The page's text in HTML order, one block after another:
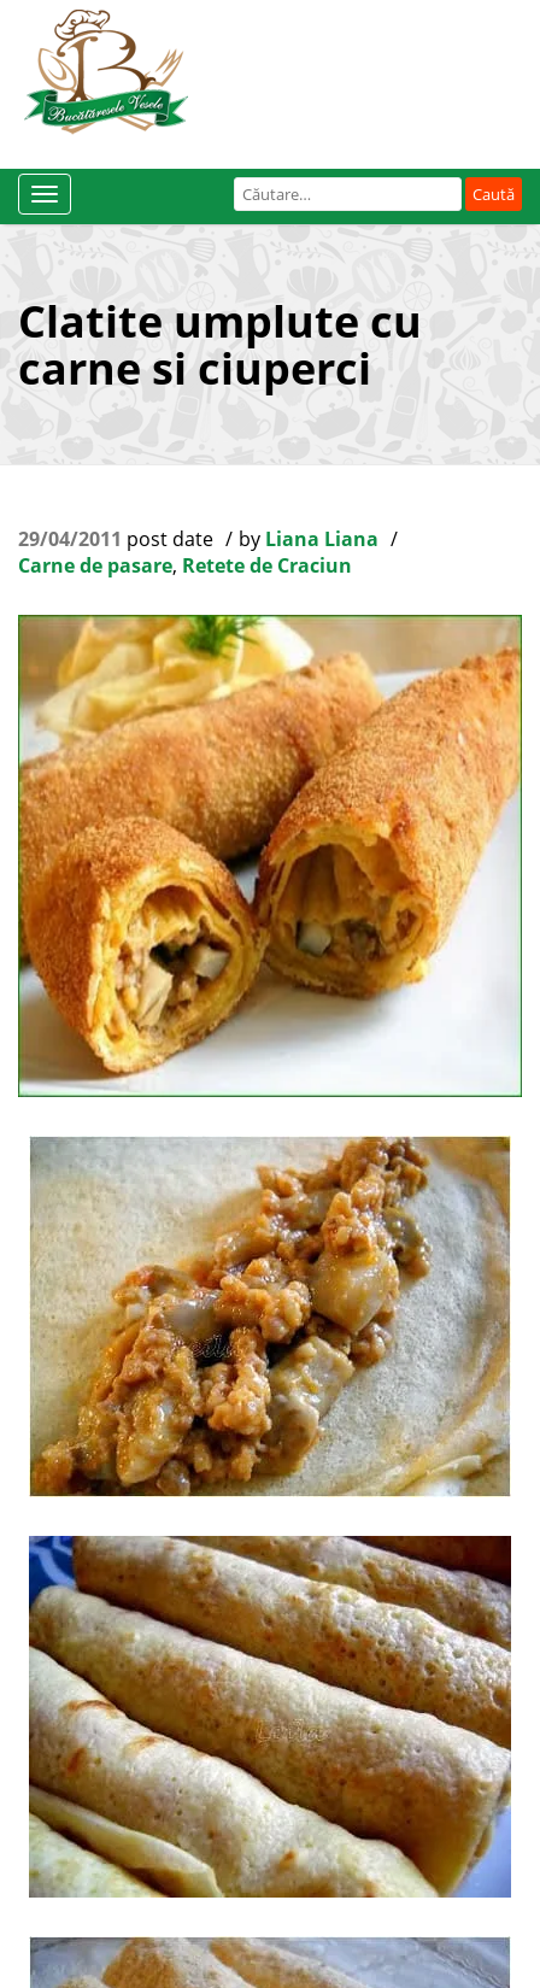
Caută
după:
Toggle
Navigation
Clatite umplute cu
carne si ciuperci
29/04/2011 post date by Liana Liana
Carne de pasare, Retete de Craciun